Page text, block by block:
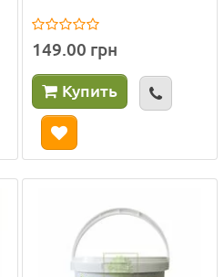
149.00 грн
Купить